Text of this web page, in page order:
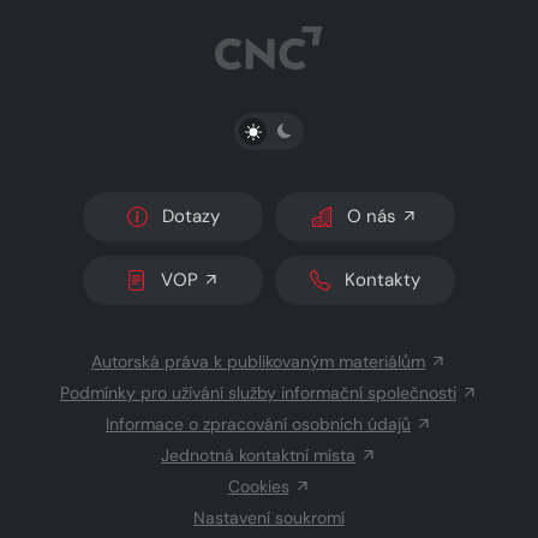
PŘEPNOUT SVĚTLÝ/TMAVÝ REŽIM
Dotazy O nás
VOP Kontakty
Autorská práva k publikovaným materiálům
Podmínky pro užívání služby informační společnosti
Informace o zpracování osobních údajů
Jednotná kontaktní místa
Cookies
Nastavení soukromí